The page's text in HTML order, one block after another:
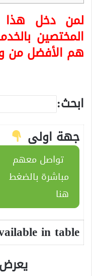
لمن دخل هذا
المختصين
هم الأفضل من
ابحث:
جهة اولى
تواصل معهم
مباشرة بالضغط
هنا
in table
يعرض 0 إلى 0 من أصل 0 سجلّ